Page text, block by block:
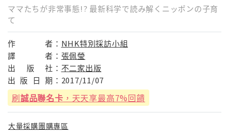
ママたちが非常事態!? 最新科学で読み解くニッポンの子育
て
作 者： NHK特別採訪小組
譯
者： 張佩瑩
出
版 社： 不二家出版
出 版 日 期： 2017/11/07
刷誠品聯名卡 ，天天享最高7%回饋
大量採購團購專區